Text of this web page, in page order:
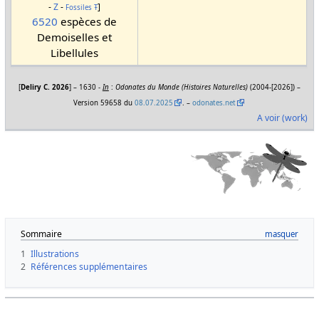
-Z- Fossiles Ŧ]
6520 espèces de
Demoiselles et
Libellules
[Deliry C. 2026] – 1630 - In : Odonates du Monde (Histoires Naturelles)(2004-[2026]) –
Version 59658 du08.07.2025 . –odonates.net
A voir (work)
Sommaire
1 Illustrations
2 Références supplémentaires